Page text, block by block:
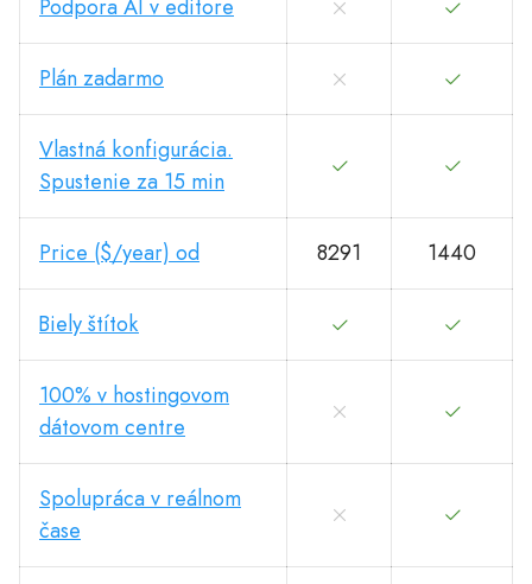
Podpora AI v editore
Plán zadarmo
Vlastná konfigurácia.
Spustenie za 15 min
Price ($/year) od 8291 1440
Biely štítok
100% v hostingovom
dátovom centre
Spolupráca v reálnom
čase